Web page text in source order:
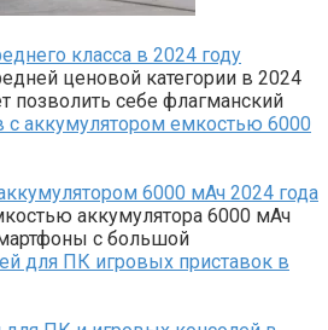
класса в 2024 году
ценовой категории в 2024
себе флагманский
6000 мАч 2024 года
аккумулятора 6000 мАч
с большой